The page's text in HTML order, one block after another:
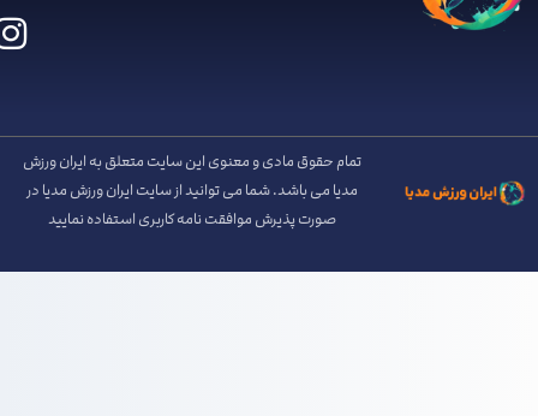
تمام حقوق مادی و معنوی این سایت متعلق به ایران ورزش
مدیا می باشد. شما می توانید از سایت ایران ورزش مدیا در
صورت پذیرش موافقت نامه کاربری استفاده نمایید